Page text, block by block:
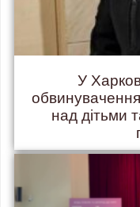
У
над дітьми